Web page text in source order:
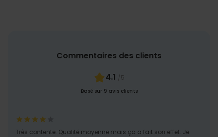
Commentaires des clients
4.1 /5
Basé sur 9 avis clients
Très contente. Qualité moyenne mais ça a fait son effet. Je